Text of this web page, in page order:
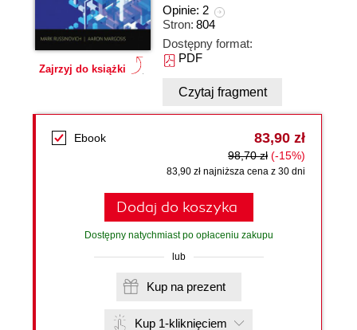
Zajrzyj do książki
Opinie: 2
Stron: 804
Dostępny format:
PDF
Czytaj fragment
Ebook 83,90 zł
98,70 zł (-15%)
83,90 zł najniższa cena z 30 dni
Dodaj do koszyka
Dostępny natychmiast po opłaceniu zakupu
lub
Kup na prezent
Kup 1-kliknięciem